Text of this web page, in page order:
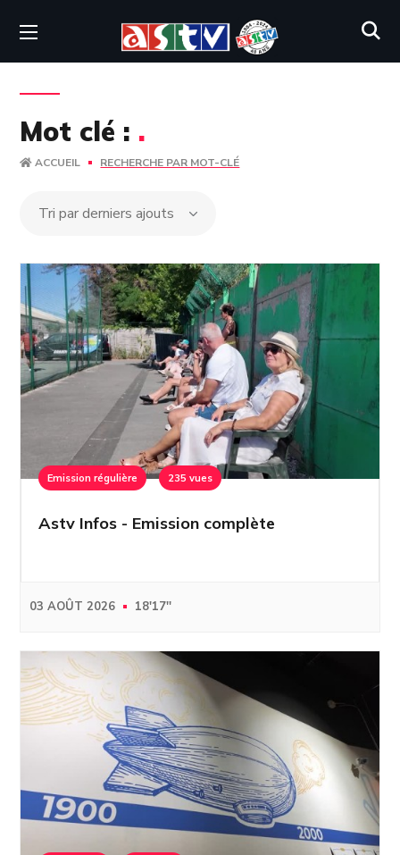
Mot clé : .
ACCUEIL RECHERCHE PAR MOT-CLÉ
Emission régulière 235 vues
Astv Infos - Emission complète
03 AOÛT 2026 18'17''